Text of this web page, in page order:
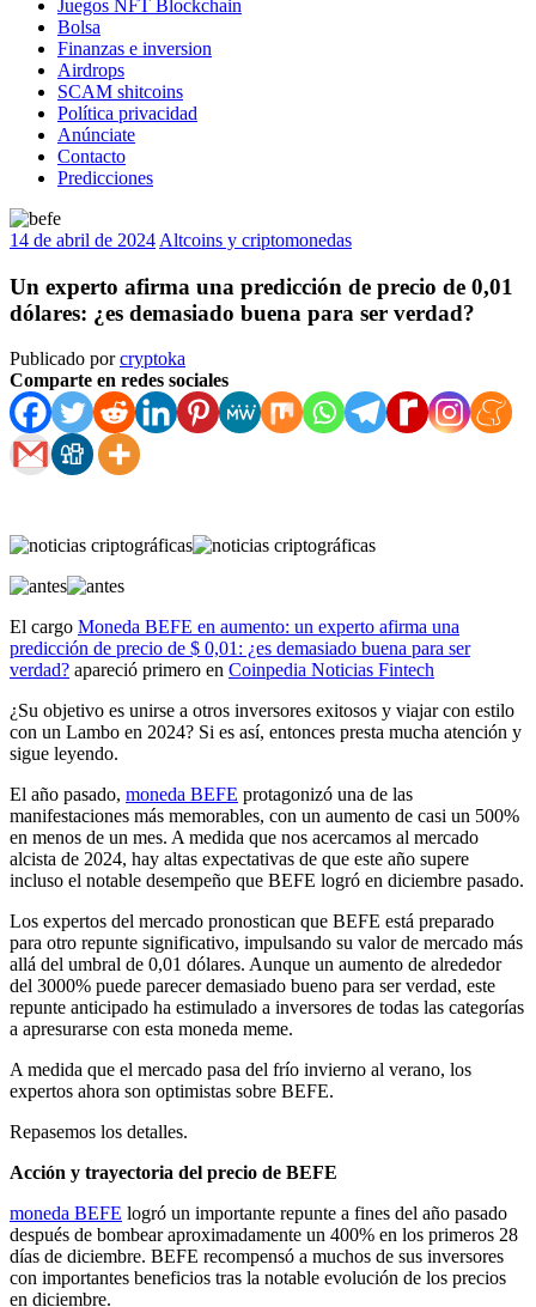
Juegos NFT Blockchain
Bolsa
Finanzas e inversion
Airdrops
SCAM shitcoins
Política privacidad
Anúnciate
Contacto
Predicciones
14 de abril de 2024 Altcoins y criptomonedas
Un experto afirma una predicción de precio de 0,01
dólares: ¿es demasiado buena para ser verdad?
Publicado porcryptoka
Comparte en redes sociales
El cargo Moneda BEFE en aumento: un experto afirma una
predicción de precio de $ 0,01: ¿es demasiado buena para ser
verdad? apareció primero en Coinpedia Noticias Fintech
¿Su objetivo es unirse a otros inversores exitosos y viajar con estilo
con un Lambo en 2024? Si es así, entonces presta mucha atención y
sigue leyendo.
El año pasado, moneda BEFE protagonizó una de las
manifestaciones más memorables, con un aumento de casi un 500%
en menos de un mes. A medida que nos acercamos al mercado
alcista de 2024, hay altas expectativas de que este año supere
incluso el notable desempeño que BEFE logró en diciembre pasado.
Los expertos del mercado pronostican que BEFE está preparado
para otro repunte significativo, impulsando su valor de mercado más
allá del umbral de 0,01 dólares. Aunque un aumento de alrededor
del 3000% puede parecer demasiado bueno para ser verdad, este
repunte anticipado ha estimulado a inversores de todas las categorías
a apresurarse con esta moneda meme.
A medida que el mercado pasa del frío invierno al verano, los
expertos ahora son optimistas sobre BEFE.
Repasemos los detalles.
Acción y trayectoria del precio de BEFE
moneda BEFE logró un importante repunte a fines del año pasado
después de bombear aproximadamente un 400% en los primeros 28
días de diciembre. BEFE recompensó a muchos de sus inversores
con importantes beneficios tras la notable evolución de los precios
en diciembre.